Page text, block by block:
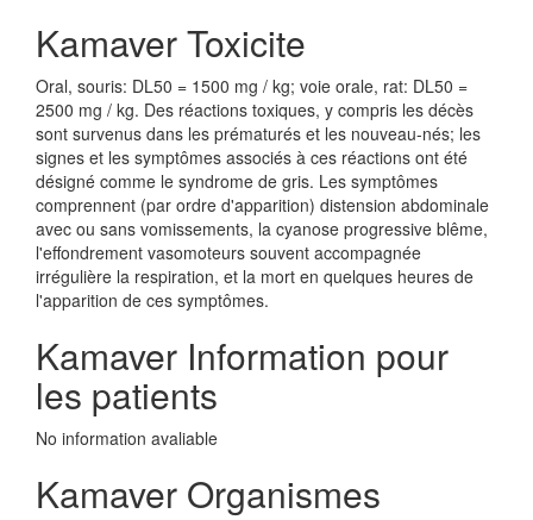
Kamaver Toxicite
Oral, souris: DL50 = 1500 mg / kg; voie orale, rat: DL50 =
2500 mg / kg. Des réactions toxiques, y compris les décès
sont survenus dans les prématurés et les nouveau-nés; les
signes et les symptômes associés à ces réactions ont été
désigné comme le syndrome de gris. Les symptômes
comprennent (par ordre d'apparition) distension abdominale
avec ou sans vomissements, la cyanose progressive blême,
l'effondrement vasomoteurs souvent accompagnée
irrégulière la respiration, et la mort en quelques heures de
l'apparition de ces symptômes.
Kamaver Information pour
les patients
No information avaliable
Kamaver Organismes